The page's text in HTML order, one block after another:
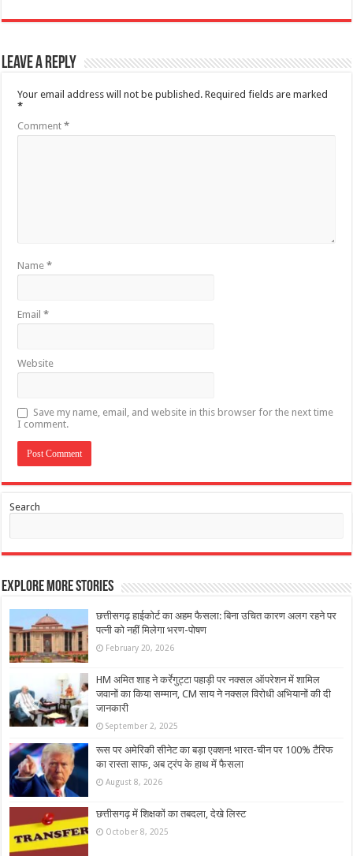
Leave a Reply
Your email address will not be published. Required fields are marked
*
Comment*
Name*
Email*
Website
Save my name, email, and website in this browser for the next time
I comment.
Search
Explore More Stories
छत्तीसगढ़ हाईकोर्ट का अहम फैसला: बिना उचित कारण अलग रहने पर
पत्नी को नहीं मिलेगा भरण-पोषण
February 20, 2026
HM अमित शाह ने कर्रेगुट्टा पहाड़ी पर नक्सल ऑपरेशन में शामिल
जवानों का किया सम्मान, CM साय ने नक्सल विरोधी अभियानों की दी
जानकारी
September 2, 2025
रूस पर अमेरिकी सीनेट का बड़ा एक्शन! भारत-चीन पर 100% टैरिफ
का रास्ता साफ, अब ट्रंप के हाथ में फैसला
August 8, 2026
छत्तीसगढ़ में शिक्षकों का तबदला, देखे लिस्ट
October 8, 2025